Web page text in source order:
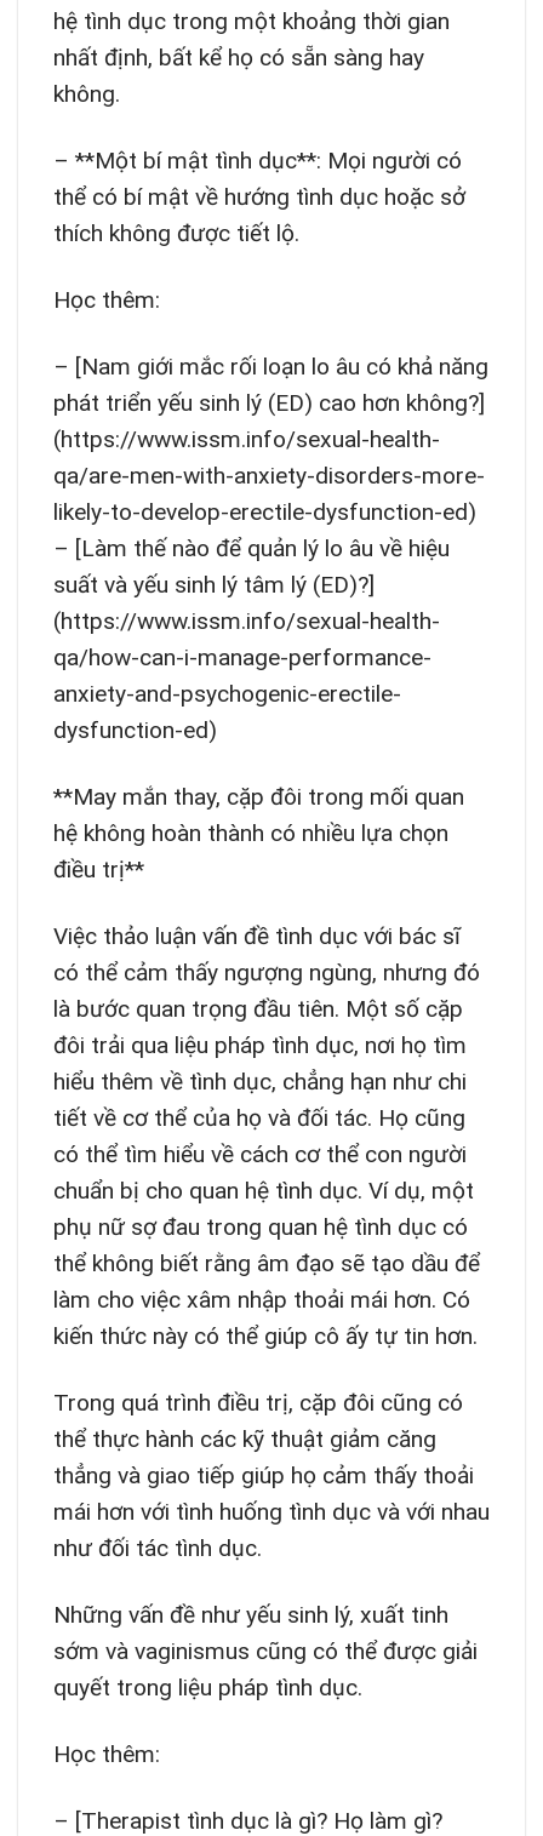
hệ tình dục trong một khoảng thời gian
nhất định, bất kể họ có sẵn sàng hay
không.
– **Một bí mật tình dục**: Mọi người có
thể có bí mật về hướng tình dục hoặc sở
thích không được tiết lộ.
Học thêm:
– [Nam giới mắc rối loạn lo âu có khả năng
phát triển yếu sinh lý (ED) cao hơn không?]
(https://www.issm.info/sexual-health-
qa/are-men-with-anxiety-disorders-more-
likely-to-develop-erectile-dysfunction-ed)
– [Làm thế nào để quản lý lo âu về hiệu
suất và yếu sinh lý tâm lý (ED)?]
(https://www.issm.info/sexual-health-
qa/how-can-i-manage-performance-
anxiety-and-psychogenic-erectile-
dysfunction-ed)
**May mắn thay, cặp đôi trong mối quan
hệ không hoàn thành có nhiều lựa chọn
điều trị**
Việc thảo luận vấn đề tình dục với bác sĩ
có thể cảm thấy ngượng ngùng, nhưng đó
là bước quan trọng đầu tiên. Một số cặp
đôi trải qua liệu pháp tình dục, nơi họ tìm
hiểu thêm về tình dục, chẳng hạn như chi
tiết về cơ thể của họ và đối tác. Họ cũng
có thể tìm hiểu về cách cơ thể con người
chuẩn bị cho quan hệ tình dục. Ví dụ, một
phụ nữ sợ đau trong quan hệ tình dục có
thể không biết rằng âm đạo sẽ tạo dầu để
làm cho việc xâm nhập thoải mái hơn. Có
kiến thức này có thể giúp cô ấy tự tin hơn.
Trong quá trình điều trị, cặp đôi cũng có
thể thực hành các kỹ thuật giảm căng
thẳng và giao tiếp giúp họ cảm thấy thoải
mái hơn với tình huống tình dục và với nhau
như đối tác tình dục.
Những vấn đề như yếu sinh lý, xuất tinh
sớm và vaginismus cũng có thể được giải
quyết trong liệu pháp tình dục.
Học thêm:
– [Therapist tình dục là gì? Họ làm gì?